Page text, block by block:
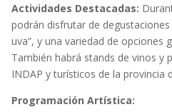
Actividades Destacadas:
podrán disfrutar de
uva”, y una variedad de opciones
También habrá stands de vinos
INDAP y turísticos de la provincia
Programación Artística: